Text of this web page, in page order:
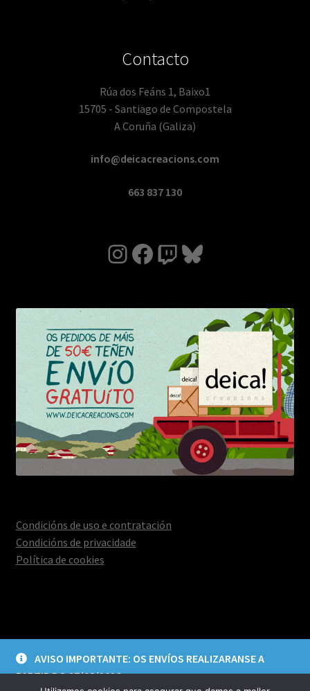
AVISO IMPORTANTE: OS ENVÍOS REALIZARANSE A
PARTIR DO 27/08/2026
Contacto
Rúa dos Feáns 1, Baixo1
15705 - Santiago de Compostela
A Coruña (Galiza)
info@deicacreacions.com
663 837 130
Instagram
Facebook
TwitchBluesky
Condicións de uso e contratación
Condicións de privacidade
Política de cookies
Aviso legal e política de privacidade
Construído con